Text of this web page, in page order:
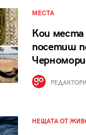
МЕСТА
Кои места
посетиш
НЕЩАТА ОТ